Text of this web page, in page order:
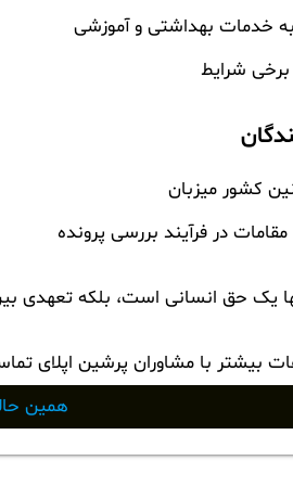
خدمات بهداشتی و آموزشی
شرایط
کشور میزبان
در فرآیند بررسی پرونده
یک حق انسانی است، بلکه تعهدی
بیشتر با مشاوران پرشین اپلای
همین